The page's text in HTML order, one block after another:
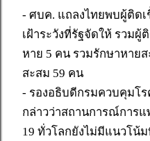
- ศบค. แถลงไทยพบผู้ติด
เฝ้าระวังที่รัฐจัดให้ รวมผู้
หาย 5 คน รวมรักษาหาย
สะสม 59 คน
- รองอธิบดีกรมควบคุมโ
กล่าวว่าสถานการณ์การแ
19 ทั่วโลกยังไม่มีแนวโน้